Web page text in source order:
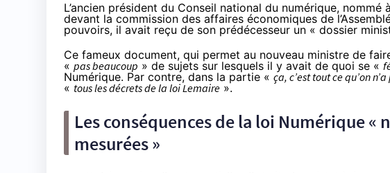
L’ancien président du Conseil national du numérique,
devant la commission des affaires économiques de
pouvoirs, il avait reçu de son prédécesseur un « dossier
Ce fameux document, qui permet au nouveau ministre de
« pas beaucoup » de sujets sur lesquels il y avait de quoi se «
Numérique. Par contre, dans la partie « ça, c’est tout ce qu’on
« tous les décrets de la loi Lemaire ».
Les conséquences de la loi Numérique «
mesurées »